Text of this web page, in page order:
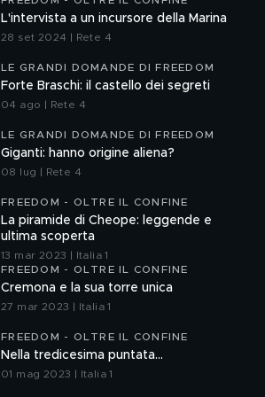
L'intervista a un incursore della Marina
28 set 2024 | Rete 4
LE GRANDI DOMANDE DI FREEDOM
Forte Braschi: il castello dei segreti
04 ago | Rete 4
LE GRANDI DOMANDE DI FREEDOM
Giganti: hanno origine aliena?
08 lug | Rete 4
FREEDOM - OLTRE IL CONFINE
La piramide di Cheope: leggende e
ultima scoperta
13 mar 2023 | Italia 1
FREEDOM - OLTRE IL CONFINE
Cremona e la sua torre unica
27 mar 2023 | Italia 1
FREEDOM - OLTRE IL CONFINE
Nella tredicesima puntata...
01 mag 2023 | Italia 1